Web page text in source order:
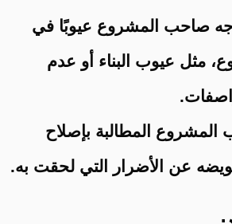
صاحب المشروع عيوبًا في
مثل عيوب البناء أو عدم
المطالبة بإصلاح
عن الأضرار التي لحقت به.